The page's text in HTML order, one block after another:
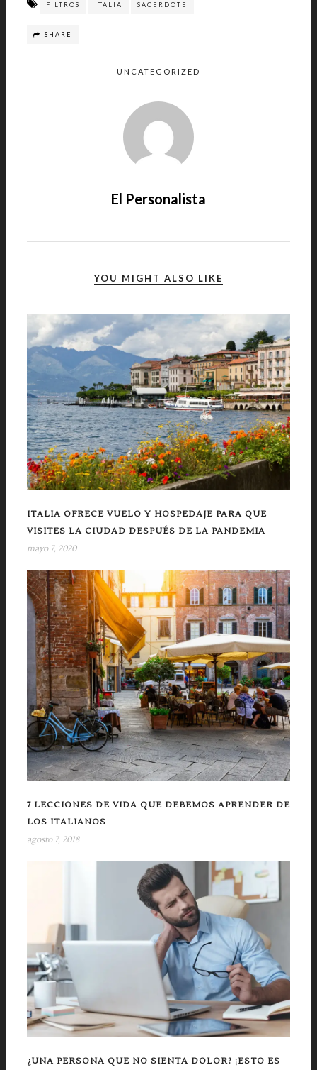
FILTROS ITALIA SACERDOTE
SHARE
UNCATEGORIZED
El Personalista
YOU MIGHT ALSO LIKE
ITALIA OFRECE VUELO Y HOSPEDAJE PARA QUE
VISITES LA CIUDAD DESPUÉS DE LA PANDEMIA
mayo 7, 2020
7 LECCIONES DE VIDA QUE DEBEMOS APRENDER DE
LOS ITALIANOS
agosto 7, 2018
¿UNA PERSONA QUE NO SIENTA DOLOR? ¡ESTO ES